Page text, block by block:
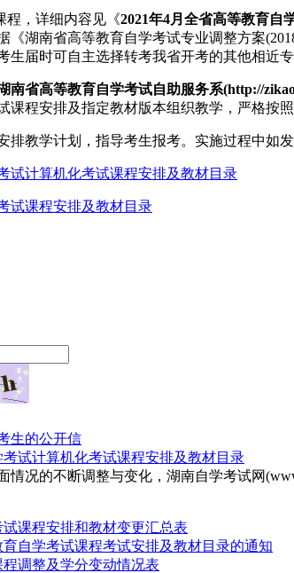
程，详细内容见《2021年4月全省高等教育自
湖南省高等教育自学考试专业调整方案
届时可自主选择转考我省开考的其他相近专
省高等教育自学考试自助服务系(http://
课程安排及指定教材版本组织教学，严格按
教学计划，指导考生报考。实施过程中如
试计算机化考试课程安排及教材目录
试课程安排及教材目录
生的公开信
试计算机化考试课程安排及教材目录
况的不断调整与变化，湖南自学考试网
课程安排和教材变更汇总表
自学考试课程考试安排及教材目录的通知
调整及学分变动情况表